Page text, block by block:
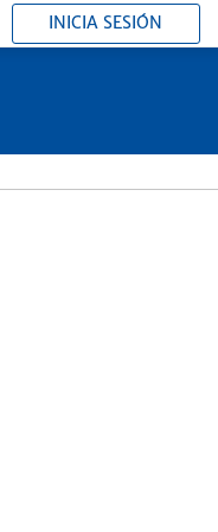
INICIA SESIÓN